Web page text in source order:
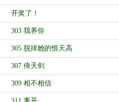
开奖了！
303 我养你
305 脱掉她的恨天高
307 倚天剑
309 相不相信